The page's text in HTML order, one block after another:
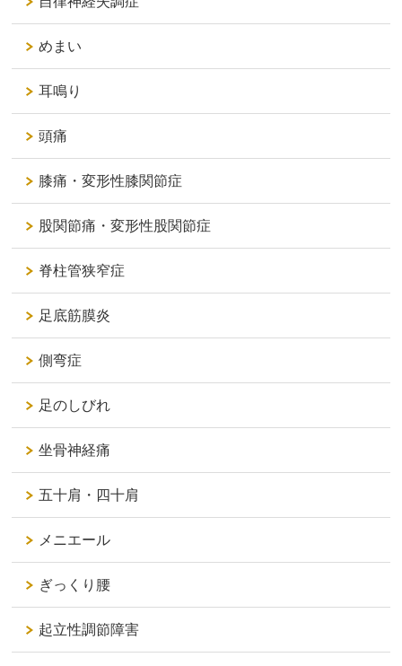
めまい
耳鳴り
頭痛
膝痛・変形性膝関節症
股関節痛・変形性股関節症
脊柱管狭窄症
足底筋膜炎
側弯症
足のしびれ
坐骨神経痛
五十肩・四十肩
メニエール
ぎっくり腰
起立性調節障害